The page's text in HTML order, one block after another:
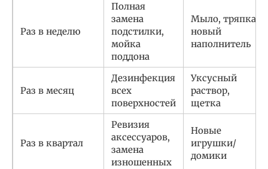
Раз в неделю
Полная
замена
подстилки,
мойка
поддона
Мыло, тряпка,
новый
наполнитель
Раз в месяц
Дезинфекция
всех
поверхностей
Уксусный
раствор,
щетка
Раз в квартал
Ревизия
аксессуаров,
замена
изношенных
Новые
игрушки/
домики